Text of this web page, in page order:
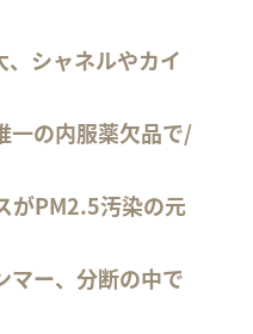
、シャネルやカイ
一の内服薬欠品で/
がPM2.5汚染の元
マー、分断の中で